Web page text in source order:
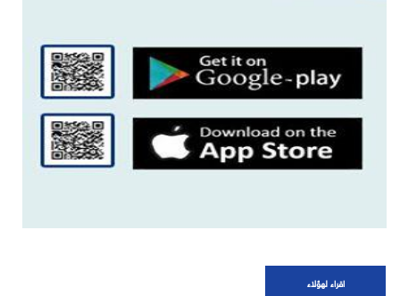
اقراء لهؤلاء